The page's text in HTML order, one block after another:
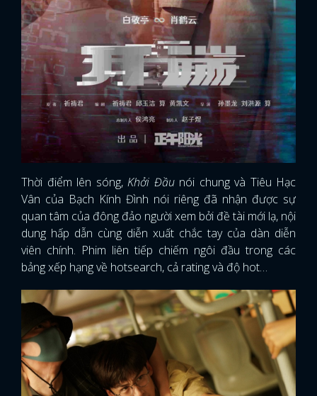
Thời điểm lên sóng,Khởi Đầunói chung và Tiêu Hạc
Vân của Bạch Kính Đình nói riêng đã nhận được sự
quan tâm của đông đảo người xem bởi đề tài mới lạ, nội
dung hấp dẫn cùng diễn xuất chắc tay của dàn diễn
viên chính. Phim liên tiếp chiếm ngôi đầu trong các
bảng xếp hạng về hotsearch, cả rating và độ hot…